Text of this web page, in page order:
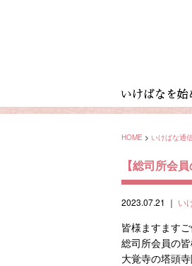
HOME > いけばな通
【総司所会
2023.07.21 ｜ い
皆様ますます
総司所会員の
大覚寺の塔頭